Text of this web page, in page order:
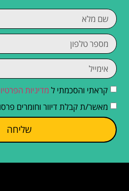
קראתי והסכמתי ל מדיניות
מאשר/ת קבלת דיוור וחומרים
שליחה